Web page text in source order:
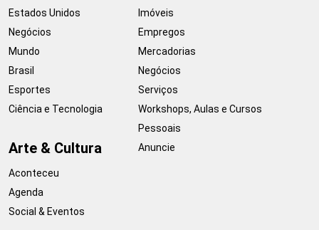
Estados Unidos
Negócios
Mundo
Brasil
Esportes
Ciência e Tecnologia
Arte & Cultura
Aconteceu
Agenda
Social & Eventos
Imóveis
Empregos
Mercadorias
Negócios
Serviços
Workshops, Aulas e Cursos
Pessoais
Anuncie